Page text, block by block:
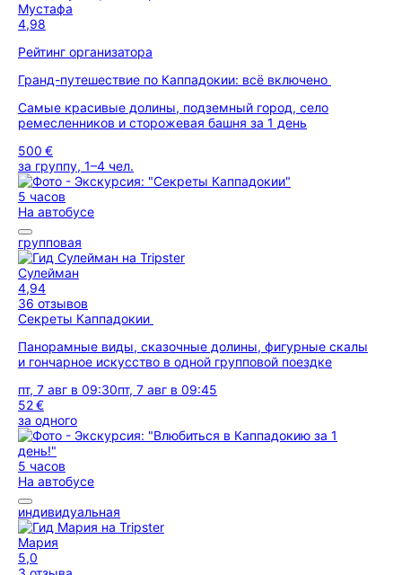
Мустафа
4,98
Рейтинг организатора
Гранд-путешествие по Каппадокии: всё включено
Самые красивые долины, подземный город, село
ремесленников и сторожевая башня за 1 день
500 €
за группу, 1–4 чел.
5 часов
На автобусе
групповая
Сулейман
4,94
36 отзывов
Секреты Каппадокии
Панорамные виды, сказочные долины, фигурные скалы
и гончарное искусство в одной групповой поездке
пт, 7 авг в 09:30пт, 7 авг в 09:45
52 €
за одного
5 часов
На автобусе
индивидуальная
Мария
5,0